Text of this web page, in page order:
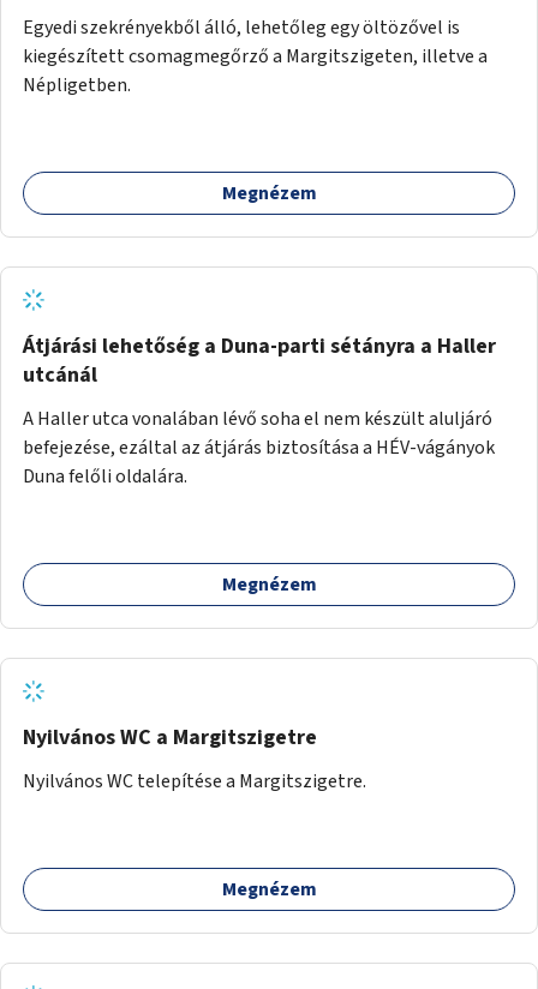
Egyedi szekrényekből álló, lehetőleg egy öltözővel is
kiegészített csomagmegőrző a Margitszigeten, illetve a
Népligetben.
Megnézem
Átjárási lehetőség a Duna-parti sétányra a Haller
utcánál
A Haller utca vonalában lévő soha el nem készült aluljáró
befejezése, ezáltal az átjárás biztosítása a HÉV-vágányok
Duna felőli oldalára.
Megnézem
Nyilvános WC a Margitszigetre
Nyilvános WC telepítése a Margitszigetre.
Megnézem